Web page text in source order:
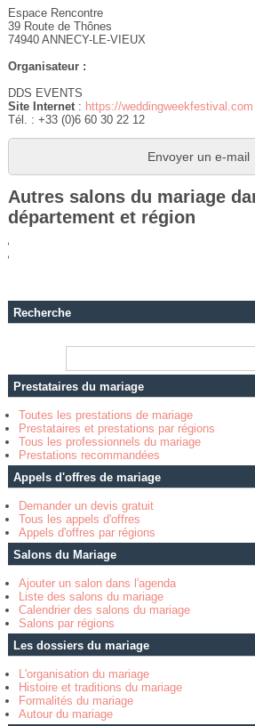
Espace Rencontre
39 Route de Thônes
74940 ANNECY-LE-VIEUX
Organisateur :
DDS EVENTS
Site Internet: https://weddingweekfestival.com
Tél. : +33 (0)6 60 30 22 12
Envoyer un e-mail
Autres salons du mariage
département et région
Recherche
Prestataires du mariage
Toutes les prestations de mariage
Prestataires et prestations par régions
Tous les professionnels du mariage
Prestations recommandées
Appels d'offres de mariage
Demander un devis gratuit
Tous les appels d'offres
Appels d'offres par régions
Salons du Mariage
Ajouter un salon dans l'agenda
Liste des salons du mariage
Calendrier des salons du mariage
Salons par régions
Les dossiers du mariage
L'organisation du mariage
Histoire et traditions du mariage
Formalités du mariage
Autour du mariage